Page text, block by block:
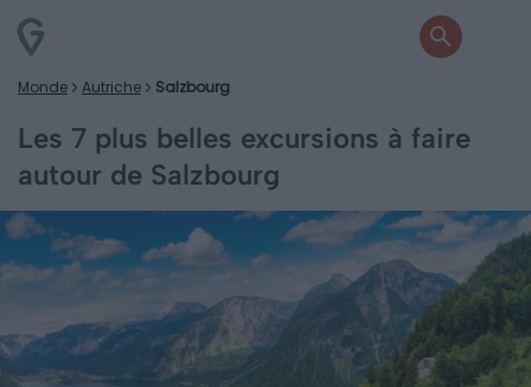
Monde Autriche Salzbourg
Les 7 plus belles excursions à faire
autour de Salzbourg